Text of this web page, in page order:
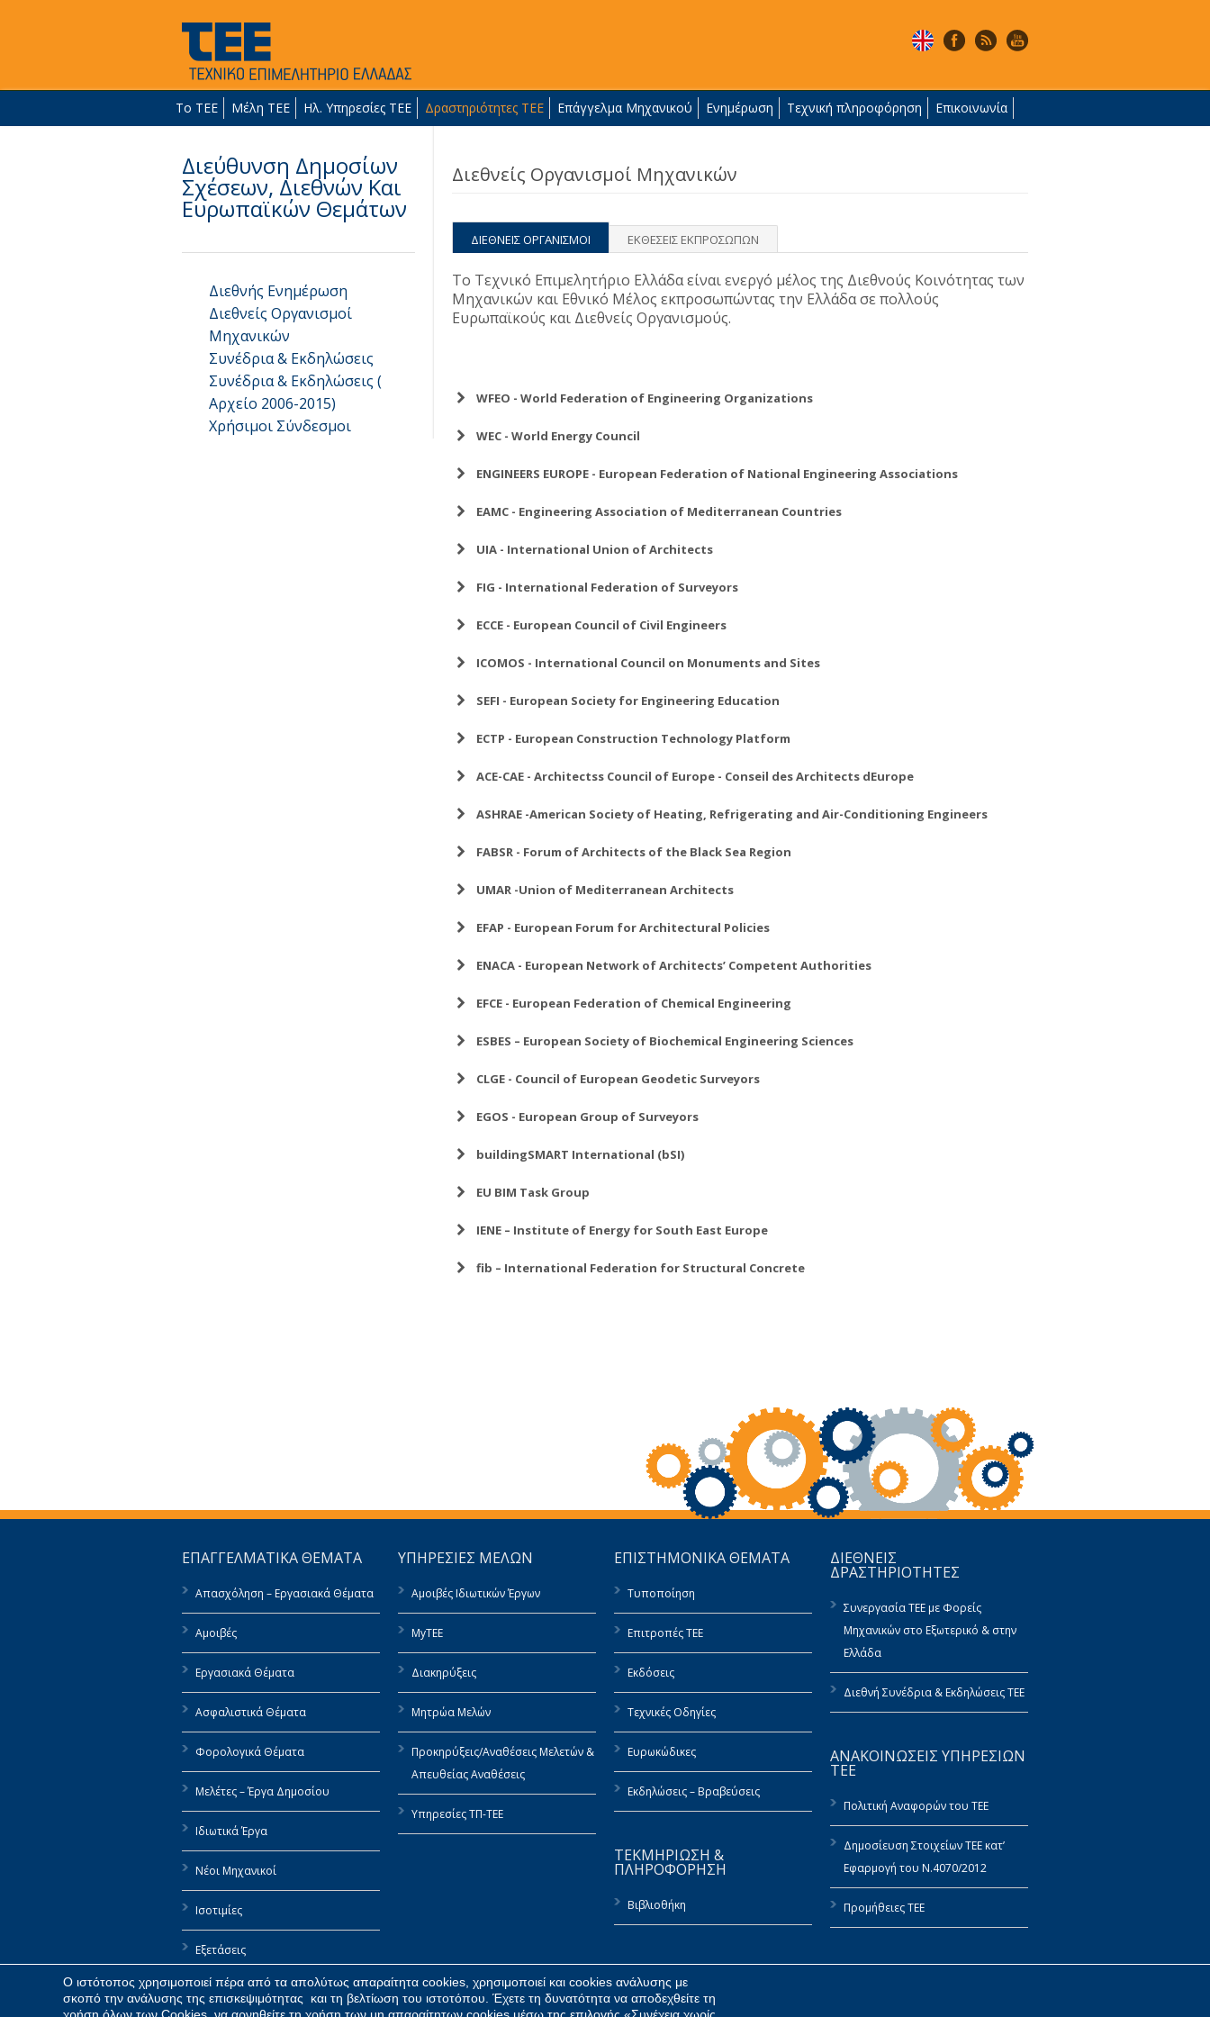
Το ΤΕΕ Μέλη ΤΕΕ Ηλ. Υπηρεσίες ΤΕΕ Δραστηριότητες ΤΕΕ Επάγγελμα Μηχανικού Ενημέρωση Τεχνική πληροφόρηση Επικοινωνία
Διεθνείς Οργανισμοί Μηχανικών
ΔΙΕΘΝΕΙΣ ΟΡΓΑΝΙΣΜΟΙ ΕΚΘΕΣΕΙΣ ΕΚΠΡΟΣΩΠΩΝ
Το Τεχνικό Επιμελητήριο Ελλάδα είναι ενεργό μέλος της Διεθνούς Κοινότητας των
Μηχανικών και Εθνικό Μέλος εκπροσωπώντας την Ελλάδα σε πολλούς
Ευρωπαϊκούς και Διεθνείς Οργανισμούς.
WFEO - World Federation of Engineering Οrganizations
WEC - World Energy Council
ENGINEERS EUROPE - European Federation of National Engineering Associations
EAMC - Engineering Association of Mediterranean Countries
UIA - International Union of Architects
FIG - International Federation of Surveyors
ECCE - European Council of Civil Engineers
ICOMOS - Ιnternational Council on Monuments and Sites
SEFI - European Society for Engineering Education
ECTP - European Construction Technology Platform
ACE-CAE - Architectss Council of Europe - Conseil des Architects dEurope
Συμβούλιο Αρχιτεκτόνων της Ευρώπης (ACE-CAE)
ASΗRAE -American Society of Heating, Refrigerating and Air-Conditioning Engineers
FABSR - Forum of Architects of the Black Sea Region
UMAR -Union of Mediterranean Architects
EFAP - European Forum for Architectural Policies
ENACA - European Network of Architects’ Competent Authorities
EFCE - European Federation of Chemical Engineering
ESBES – European Society of Biochemical Engineering Sciences
CLGE - Council of European Geodetic Surveyors
EGOS - European Group of Surveyors
buildingSMART International (bSI)
EU BIM Task Group
ΙΕΝΕ – Institute of Energy for South East Europe
fib – International Federation for Structural Concrete
Διεύθυνση Δημοσίων
Σχέσεων, Διεθνών Και
Ευρωπαϊκών Θεμάτων
Διεθνής Ενημέρωση
Διεθνείς Οργανισμοί
Μηχανικών
Συνέδρια & Εκδηλώσεις
Συνέδρια & Εκδηλώσεις (
Αρχείο 2006-2015)
Χρήσιμοι Σύνδεσμοι
ΕΠΑΓΓΕΛΜΑΤΙΚΑ ΘΕΜΑΤΑ
Απασχόληση – Εργασιακά Θέματα
Αμοιβές
Εργασιακά Θέματα
Ασφαλιστικά Θέματα
Φορολογικά Θέματα
Μελέτες – Έργα Δημοσίου
Ιδιωτικά Έργα
Νέοι Μηχανικοί
Ισοτιμίες
Εξετάσεις
Αιτήσεις / Χρήσιμα έντυπα
ΥΠΗΡΕΣΙΕΣ ΜΕΛΩΝ
Αμοιβές Ιδιωτικών Έργων
MyTEE
Διακηρύξεις
Μητρώα Μελών
Προκηρύξεις/Αναθέσεις Μελετών &
Απευθείας Αναθέσεις
Υπηρεσίες ΤΠ-ΤΕΕ
ΕΠΙΣΤΗΜΟΝΙΚΑ ΘΕΜΑΤΑ
Τυποποίηση
Επιτροπές ΤΕΕ
Εκδόσεις
Τεχνικές Οδηγίες
Ευρωκώδικες
Εκδηλώσεις – Βραβεύσεις
ΤΕΚΜΗΡΙΩΣΗ &
ΠΛΗΡΟΦΟΡΗΣΗ
Βιβλιοθήκη
ΔΙΕΘΝΕΙΣ
ΔΡΑΣΤΗΡΙΟΤΗΤΕΣ
Συνεργασία ΤΕΕ με Φορείς
Μηχανικών στο Εξωτερικό & στην
Ελλάδα
Διεθνή Συνέδρια & Εκδηλώσεις ΤΕΕ
ΑΝΑΚΟΙΝΩΣΕΙΣ ΥΠΗΡΕΣΙΩΝ
ΤΕΕ
Πολιτική Αναφορών του ΤΕΕ
Δημοσίευση Στοιχείων ΤΕΕ κατ’
Εφαρμογή του Ν.4070/2012
Προμήθειες ΤΕΕ
Ο ιστότοπος χρησιμοποιεί πέρα από τα απολύτως απαραίτητα cookies, χρησιμοποιεί και cookies ανάλυσης με
σκοπό την ανάλυσης της επισκεψιμότητας και τη βελτίωση του ιστοτόπου. Έχετε τη δυνατότητα να αποδεχθείτε τη